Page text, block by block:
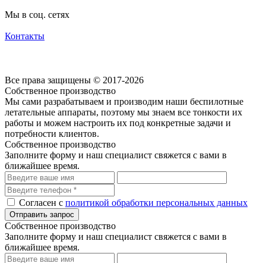
Мы в соц. сетях
Контакты
Все права защищены © 2017-2026
Собственное производство
Мы сами разрабатываем и производим наши беспилотные
летательные аппараты, поэтому мы знаем все тонкости их
работы и можем настроить их под конкретные задачи и
потребности клиентов.
Собственное производство
Заполните форму и наш специалист свяжется с вами в
ближайшее время.
Согласен с политикой обработки персональных данных
Собственное производство
Заполните форму и наш специалист свяжется с вами в
ближайшее время.